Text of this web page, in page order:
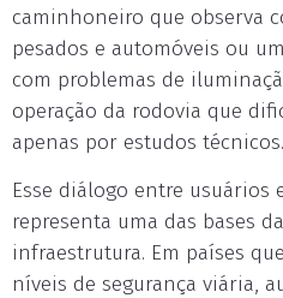
caminhoneiro que observa
pesados e automóveis ou
com problemas de
operação da rodovia que
apenas por estudos técnicos.
Esse diálogo entre usuários
representa uma das bases
infraestrutura. Em países
níveis de segurança viária,